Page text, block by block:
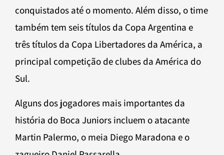
conquistados até o momento. Além disso, o time
também tem seis títulos da Copa Argentina e
três títulos da Copa Libertadores da América, a
principal competição de clubes da América do
Sul.
Alguns dos jogadores mais importantes da
história do Boca Juniors incluem o atacante
Martin Palermo, o meia Diego Maradona e o